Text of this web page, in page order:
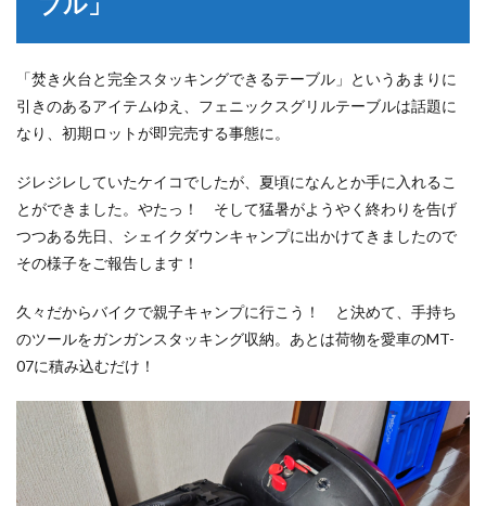
「焚き火台と完全スタッキングできるテーブル」というあまりに
引きのあるアイテムゆえ、フェニックスグリルテーブルは話題に
なり、初期ロットが即完売する事態に。
ジレジレしていたケイコでしたが、夏頃になんとか手に入れるこ
とができました。やたっ！ そして猛暑がようやく終わりを告げ
つつある先日、シェイクダウンキャンプに出かけてきましたので
その様子をご報告します！
久々だからバイクで親子キャンプに行こう！ と決めて、手持ち
のツールをガンガンスタッキング収納。あとは荷物を愛車のMT-
07に積み込むだけ！